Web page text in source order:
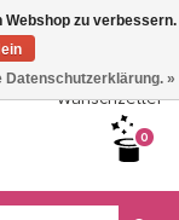
derzeit nicht
Wunschzettel
0
Webshop zu verbessern.
Datenschutzerklärung. »